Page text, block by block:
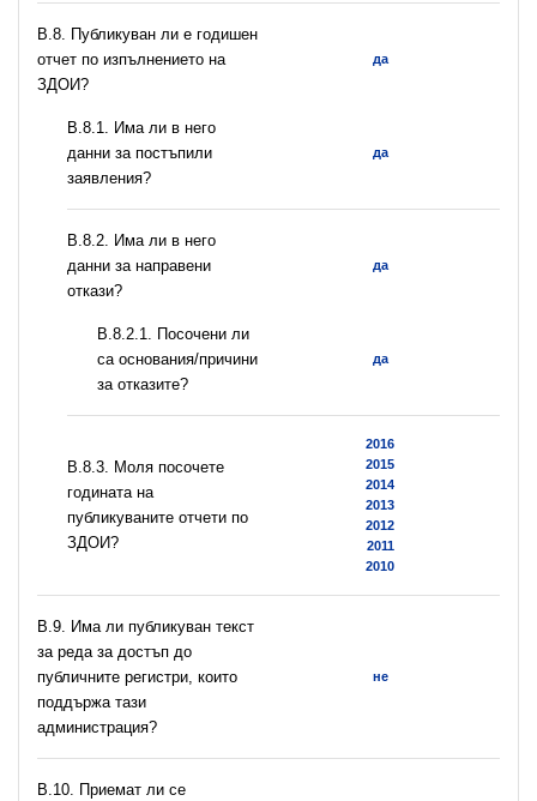
В.8. Публикуван ли е годишен
отчет по изпълнението на
ЗДОИ?
да
В.8.1. Има ли в него
данни за постъпили
заявления?
да
В.8.2. Има ли в него
данни за направени
откази?
да
В.8.2.1. Посочени ли
са основания/причини
за отказите?
да
В.8.3. Моля посочете
годината на
публикуваните отчети по
ЗДОИ?
2016
2015
2014
2013
2012
2011
2010
В.9. Има ли публикуван текст
за реда за достъп до
публичните регистри, които
поддържа тази
администрация?
не
В.10. Приемат ли се